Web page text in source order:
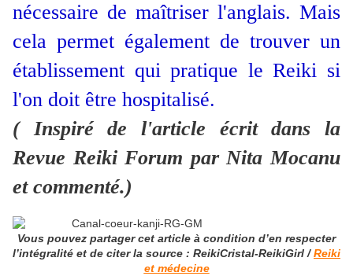
nécessaire de maîtriser l'anglais. Mais
cela permet également de trouver un
établissement qui pratique le Reiki si
l'on doit être hospitalisé.
( Inspiré de l'article écrit dans la
Revue Reiki Forum par Nita Mocanu
et commenté.)
Vous pouvez partager cet article à condition d’en respecter
l’intégralité et de citer la source : ReikiCristal-ReikiGirl /Reiki
et médecine